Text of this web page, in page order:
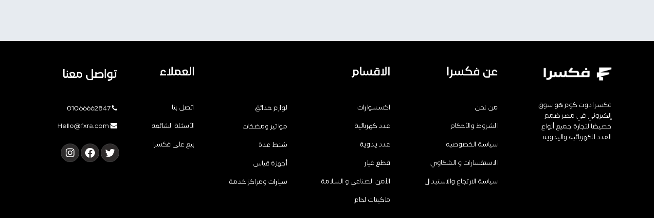
فكسرا دوت كوم هو سوق
إلكتروني في مصر صُمم
خصيصًا لتجارة جميع أنواع
العدد الكهربائية واليدوية
عن فكسرا
من نحن
الشروط والأحكام
سياسة الخصوصيه
الاستفسارات و الشكاوي
سياسة الارتجاع والاستبدال
الاقسام
اكسسوارات
عدد كهربائية
عدد يدوية
قطع غيار
الأمن الصناعي و السلامة
ماكينات لحام
لوازم حدائق
مواتير ومضخات
شنط عدة
أجهزة قياس
سيارات ومراكز خدمة
العملاء
اتصل بنا
الأسئلة الشائعه
بيع على فكسرا
تواصل معنا
01066662847
Hello@fxra.com
تويترفيسبوكإنستجرام